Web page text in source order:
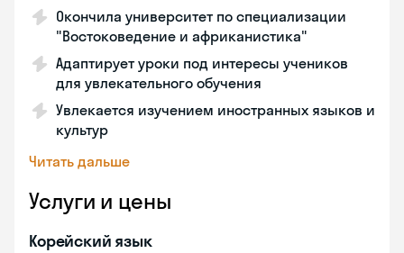
Окончила университет по специализации
"Востоковедение и африканистика"
Адаптирует уроки под интересы учеников
для увлекательного обучения
Увлекается изучением иностранных языков и
культур
Читать дальше
Услуги и цены
Корейский язык